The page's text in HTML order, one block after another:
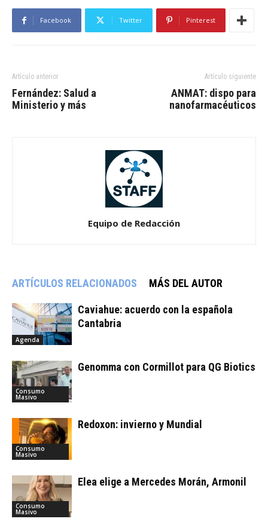
Facebook Twitter Pinterest
Artículo anterior
Fernández: Salud a
Ministerio y más
Artículo siguiente
ANMAT: dispo para
nanofarmacéuticos
Equipo de Redacción
ARTÍCULOS RELACIONADOS MÁS DEL AUTOR
Agenda
Caviahue: acuerdo con la española
Cantabria
Consumo
Masivo
Genomma con Cormillot para QG Biotics
Consumo
Masivo
Redoxon: invierno y Mundial
Consumo
Masivo
Elea elige a Mercedes Morán, Armonil